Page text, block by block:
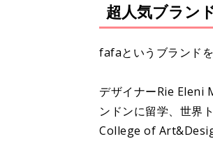
超人気ブラン
fafaというブランド
デザイナーRie Eleni
ンドンに留学、世界
College of